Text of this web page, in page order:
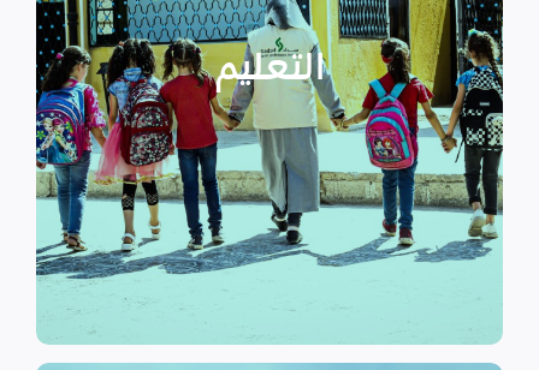
التعليم
التعليم
نهدف إلى توفير مناهج التعليم غير
الرسمي وبرامج التوعية التي
تستهدف الناشئين والأطفال مما
يساهم في تعزيز السلام و دعم
الأطفال المنقطعين عن العملية
التعليمية أو المتأخرين عن المراحل